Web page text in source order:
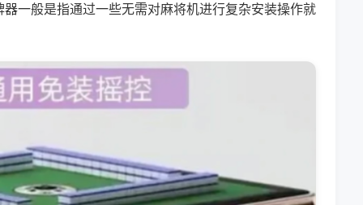
一般是指通过一些无需对麻将机进行复杂安装操作就